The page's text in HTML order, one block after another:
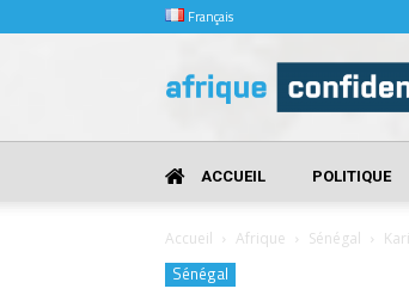
Français
Confidentielle
ACCUEIL POLITIQUE
Accueil Afrique Sénégal
Sénégal